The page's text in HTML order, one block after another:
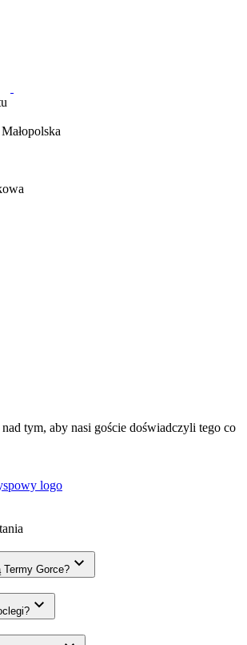
tym, aby nasi goście doświadczyli tego co
Gorce?